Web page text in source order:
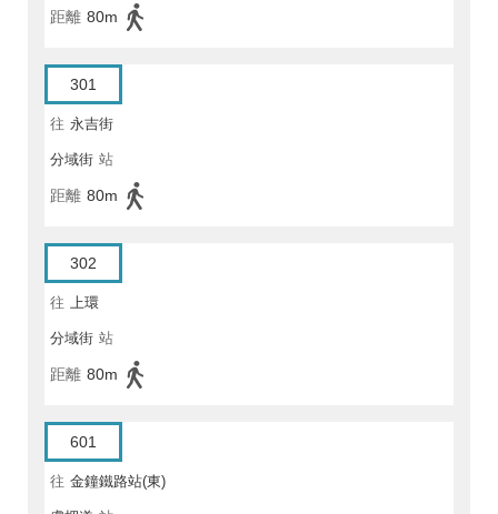
距離 80m
301
往 永吉街
分域街 站
距離 80m
302
往 上環
分域街 站
距離 80m
601
往 金鐘鐵路站(東)